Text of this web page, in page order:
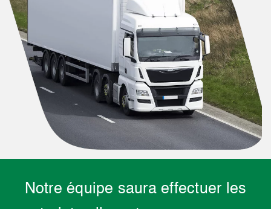
Notre équipe saura effectuer les